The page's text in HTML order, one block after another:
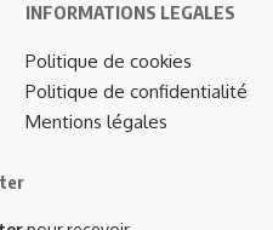
INFORMATIONS LEGALES
Politique de cookies
Politique de confidentialité
Mentions légales